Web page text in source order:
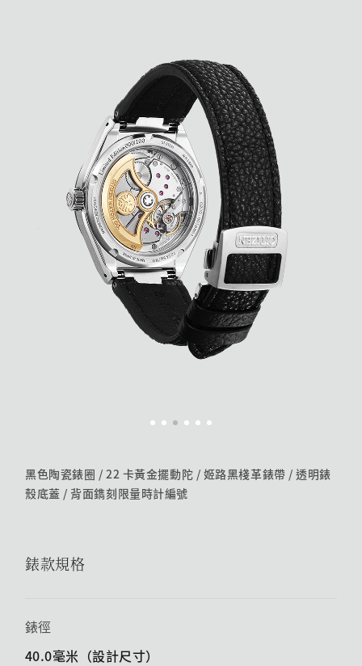
黑色陶瓷錶圈 / 22 卡黃金擺動陀 / 姬路黑棧革錶帶 / 透明錶
殼底蓋 /​ 背面鐫刻限量時計編號
錶款規格
錶徑
40.0毫米（設計尺寸）